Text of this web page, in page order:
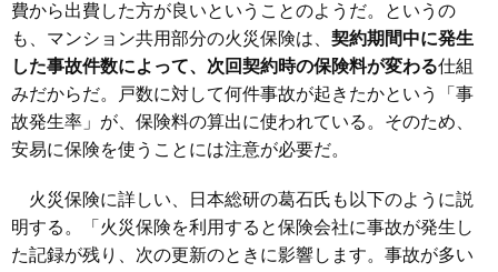
費から出費した方が良いということのようだ。というの
も、マンション共用部分の火災保険は、 契約期間中に発生
した事故件数によって、次回契約時の保険料が変わる仕組
みだからだ。戸数に対して何件事故が起きたかという「事
故発生率」が、保険料の算出に使われている。そのため、
安易に保険を使うことには注意が必要だ。
火災保険に詳しい、日本総研の葛石氏も以下のように説
明する。「火災保険を利用すると保険会社に事故が発生し
た記録が残り、次の更新のときに影響します。事故が多い